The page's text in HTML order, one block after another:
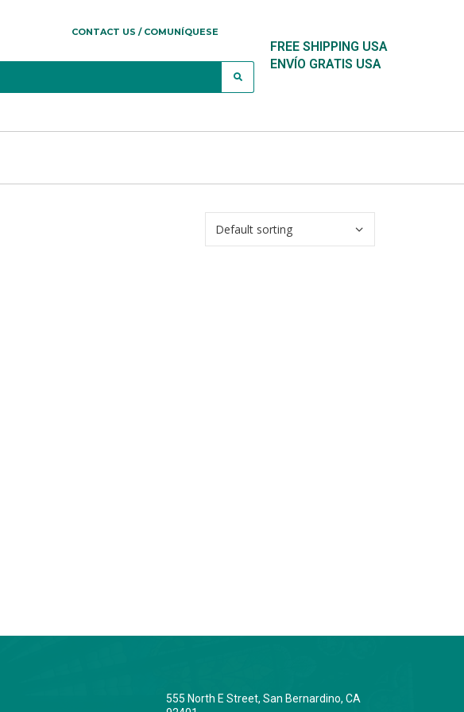
CONTACT US / COMUNÍQUESE
FREE SHIPPING USA
ENVÍO GRATIS USA
555 North E Street, San Bernardino, CA